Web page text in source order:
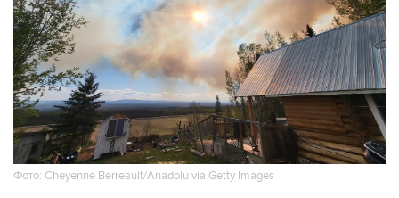
Фото: Cheyenne Berreault/Anadolu via Getty Images